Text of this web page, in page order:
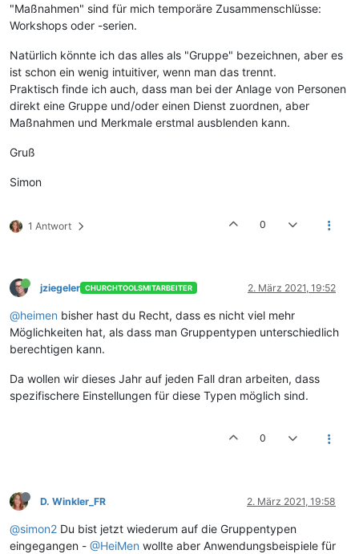
"Maßnahmen" sind für mich temporäre Zusammenschlüsse:
Workshops oder -serien.
Natürlich könnte ich das alles als "Gruppe" bezeichnen, aber es
ist schon ein wenig intuitiver, wenn man das trennt.
Praktisch finde ich auch, dass man bei der Anlage von Personen
direkt eine Gruppe und/oder einen Dienst zuordnen, aber
Maßnahmen und Merkmale erstmal ausblenden kann.
Gruß
Simon
1 Antwort 0
jziegeler CHURCHTOOLSMITARBEITER 2. März 2021, 19:52
@heimen bisher hast du Recht, dass es nicht viel mehr
Möglichkeiten hat, als dass man Gruppentypen unterschiedlich
berechtigen kann.
Da wollen wir dieses Jahr auf jeden Fall dran arbeiten, dass
spezifischere Einstellungen für diese Typen möglich sind.
0
D. Winkler_FR 2. März 2021, 19:58
@simon2 Du bist jetzt wiederum auf die Gruppentypen
eingegangen - @HeiMen wollte aber Anwendungsbeispiele für